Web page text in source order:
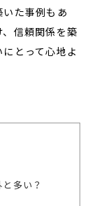
た事例もあ
信頼関係を築
とって心地よ
多い？